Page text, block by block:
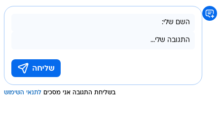
בשליחת התגובה אני מסכים לתנאי השימוש